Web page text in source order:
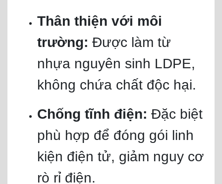
Thân thiện với môi
trường: Được làm từ
nhựa nguyên sinh LDPE,
không chứa chất độc hại.
Chống tĩnh điện: Đặc biệt
phù hợp để đóng gói linh
kiện điện tử, giảm nguy cơ
rò rỉ điện.